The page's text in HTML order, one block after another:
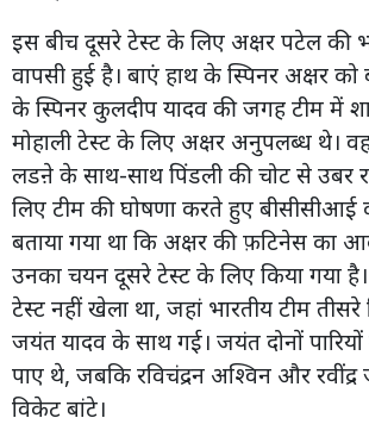
इस बीच दूसरे टेस्ट के लिए अक्षर पटेल की
वापसी हुई है। बाएं हाथ के स्पिनर अक्षर
के स्पिनर कुलदीप यादव की जगह टीम में
मोहाली टेस्ट के लिए अक्षर अनुपलब्ध थे।
लडऩे के साथ-साथ पिंडली की चोट से उबर
लिए टीम की घोषणा करते हुए बीसीसीआई
बताया गया था कि अक्षर की फ़टिनेस
उनका चयन दूसरे टेस्ट के लिए किया गया
टेस्ट नहीं खेला था, जहां भारतीय टीम तीसरे
जयंत यादव के साथ गई। जयंत दोनों
पाए थे, जबकि रविचंद्रन अश्विन और
विकेट बांटे।